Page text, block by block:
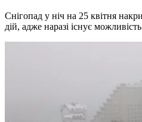
Снігопад у ніч на 25 квітня
дій, адже наразі існує